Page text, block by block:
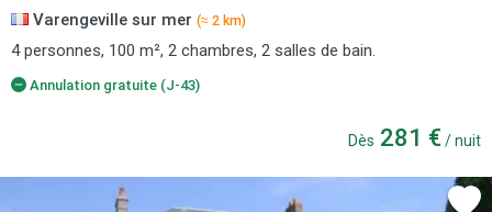
Varengeville sur mer (≈ 2 km)
4 personnes, 100 m², 2 chambres, 2 salles de bain.
Annulation gratuite (J-43)
Dès 281 € / nuit